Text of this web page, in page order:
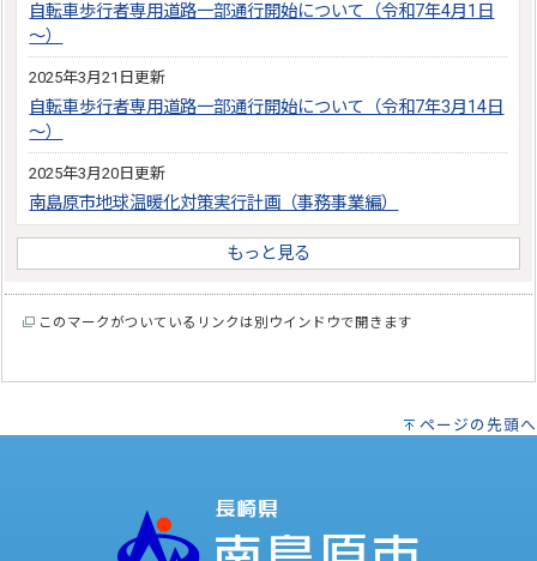
自転車歩行者専用道路一部通行開始について（令和7年4月1日
～）
2025年3月21日更新
自転車歩行者専用道路一部通行開始について（令和7年3月14日
～）
2025年3月20日更新
南島原市地球温暖化対策実行計画（事務事業編）
もっと見る
このマークがついているリンクは別ウインドウで開きます
ページの先頭へ